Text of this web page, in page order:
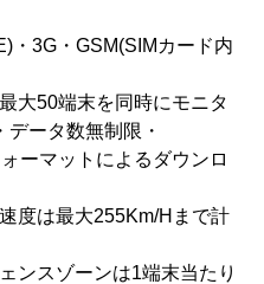
・GSM(SIMカード内
大50端末を同時にモニタ
タ数無制限・
によるダウンロ
は最大255Km/Hまで計
スゾーンは1端末当たり